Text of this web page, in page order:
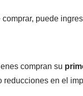
puede
compran su
en el